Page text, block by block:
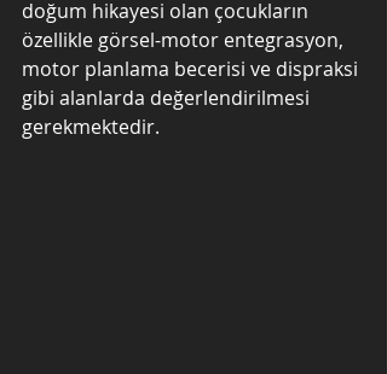
doğum hikayesi olan çocukların
özellikle görsel-motor entegrasyon,
motor planlama becerisi ve dispraksi
gibi alanlarda değerlendirilmesi
gerekmektedir.